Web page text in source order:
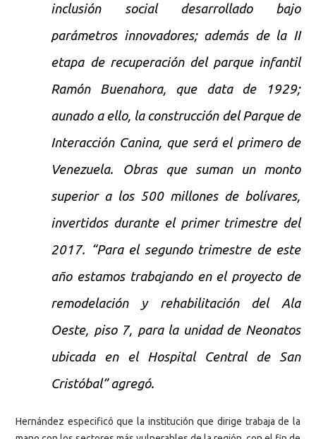
inclusión social desarrollado bajo
parámetros innovadores; además de la II
etapa de recuperación del parque infantil
Ramón Buenahora, que data de 1929;
aunado a ello, la construcción del Parque de
Interacción Canina, que será el primero de
Venezuela. Obras que suman un monto
superior a los 500 millones de bolívares,
invertidos durante el primer trimestre del
2017. “Para el segundo trimestre de este
año estamos trabajando en el proyecto de
remodelación y rehabilitación del Ala
Oeste, piso 7, para la unidad de Neonatos
ubicada en el Hospital Central de San
Cristóbal” agregó.
Hernández especificó que la institución que dirige trabaja de la